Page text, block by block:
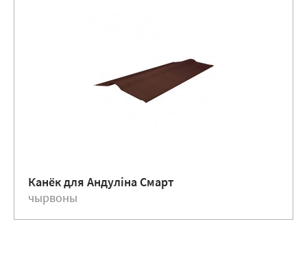
Канёк для Андулiна Смарт
чырвоны